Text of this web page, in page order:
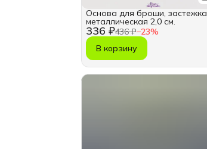
336 ₽436 ₽−23%
Основа для броши, застежка
металлическая 2,0 см.
В корзину